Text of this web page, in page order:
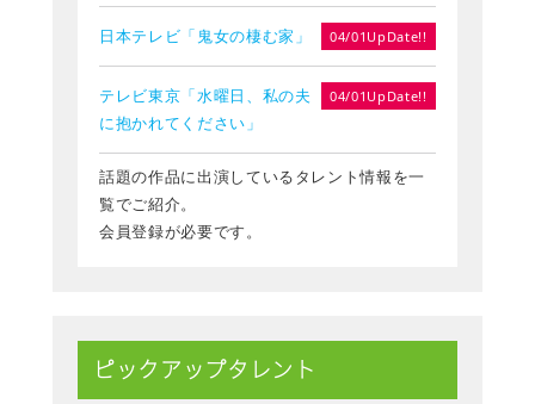
日本テレビ「鬼女の棲む家」 04/01UpDate!!
テレビ東京「水曜日、私の夫
に抱かれてください」
04/01UpDate!!
話題の作品に出演しているタレント情報を一
覧でご紹介。
会員登録が必要です。
ピックアップタレント